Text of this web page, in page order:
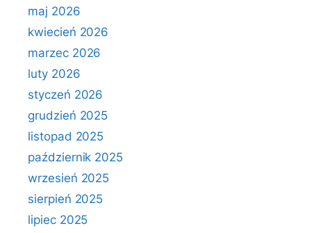
maj 2026
kwiecień 2026
marzec 2026
luty 2026
styczeń 2026
grudzień 2025
listopad 2025
październik 2025
wrzesień 2025
sierpień 2025
lipiec 2025